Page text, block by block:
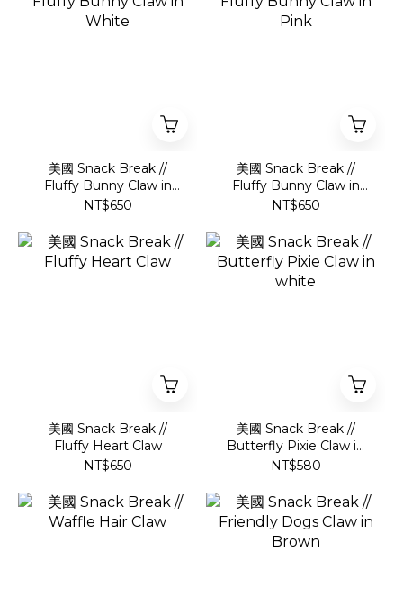
美國 Snack Break //
Fluffy Bunny Claw in
White
NT$650
美國 Snack Break //
Fluffy Bunny Claw in
Pink
NT$650
美國 Snack Break //
Fluffy Heart Claw
NT$650
美國 Snack Break //
Butterfly Pixie Claw in
white
NT$580